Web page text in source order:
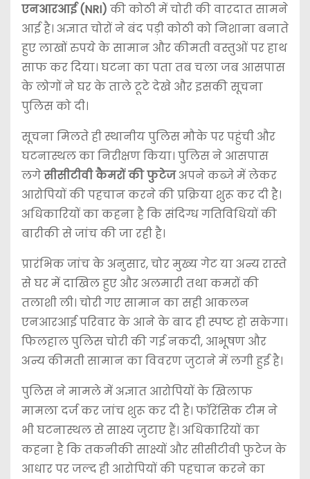
एनआरआई (NRI) की कोठी में चोरी की वारदात सामने
आई है। अज्ञात चोरों ने बंद पड़ी कोठी को निशाना बनाते
हुए लाखों रुपये के सामान और कीमती वस्तुओं पर हाथ
साफ कर दिया। घटना का पता तब चला जब आसपास
के लोगों ने घर के ताले टूटे देखे और इसकी सूचना
पुलिस को दी।
सूचना मिलते ही स्थानीय पुलिस मौके पर पहुंची और
घटनास्थल का निरीक्षण किया। पुलिस ने आसपास
लगेसीसीटीवी कैमरों की फुटेजअपने कब्जे में लेकर
आरोपियों की पहचान करने की प्रक्रिया शुरू कर दी है।
अधिकारियों का कहना है कि संदिग्ध गतिविधियों की
बारीकी से जांच की जा रही है।
प्रारंभिक जांच के अनुसार, चोर मुख्य गेट या अन्य रास्ते
से घर में दाखिल हुए और अलमारी तथा कमरों की
तलाशी ली। चोरी गए सामान का सही आकलन
एनआरआई परिवार के आने के बाद ही स्पष्ट हो सकेगा।
फिलहाल पुलिस चोरी की गई नकदी, आभूषण और
अन्य कीमती सामान का विवरण जुटाने में लगी हुई है।
पुलिस ने मामले में अज्ञात आरोपियों के खिलाफ
मामला दर्ज कर जांच शुरू कर दी है। फॉरेंसिक टीम ने
भी घटनास्थल से साक्ष्य जुटाए हैं। अधिकारियों का
कहना है कि तकनीकी साक्ष्यों और सीसीटीवी फुटेज के
आधार पर जल्द ही आरोपियों की पहचान करने का